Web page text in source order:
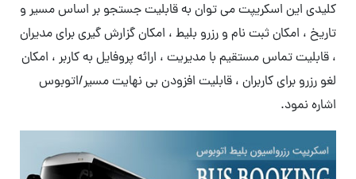
کلیدی این اسکریپت می توان به قابلیت جستجو بر اساس مسیر و
تاریخ ، امکان ثبت نام و رزرو بلیط ، امکان گزارش گیری برای مدیران
، قابلیت تماس مستقیم با مدیریت ، ارائه پروفایل به کاربر ، امکان
لغو رزرو برای کاربران ، قابلیت افزودن بی نهایت مسیر/اتوبوس
اشاره نمود.